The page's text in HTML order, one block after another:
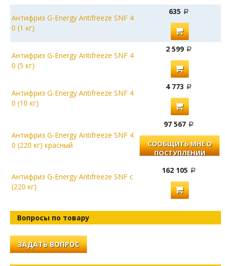
Антифриз G-Energy Antifreeze SNF 4
0 (1 кг)
635
Антифриз G-Energy Antifreeze SNF 4
0 (5 кг)
2 599
Антифриз G-Energy Antifreeze SNF 4
0 (10 кг)
4 773
Антифриз G-Energy Antifreeze SNF 4
0 (220 кг) красный
97 567
СООБЩИТЬ МНЕ О
ПОСТУПЛЕНИИ
Антифриз G-Energy Antifreeze SNF с
(220 кг)
162 105
Вопросы по товару
ЗАДАТЬ ВОПРОС